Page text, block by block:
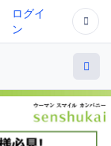
ログイ
ン